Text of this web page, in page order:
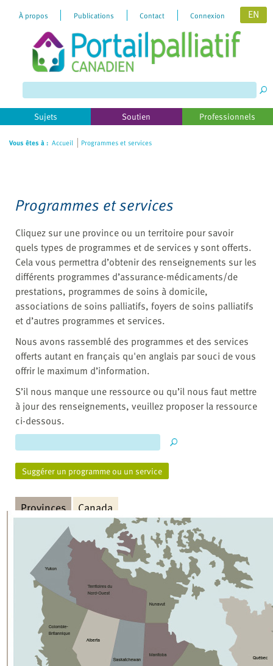
website
includes
an
accessibility
À propos Publications Contact Connexion EN
Sujets Soutien Professionnels
Vous êtes à : Accueil Programmes et services
Programmes et services
Cliquez sur une province ou un territoire pour savoir
quels types de programmes et de services y sont offerts.
Cela vous permettra d’obtenir des renseignements sur les
différents programmes d’assurance-médicaments/de
prestations, programmes de soins à domicile,
associations de soins palliatifs, foyers de soins palliatifs
et d’autres programmes et services.
Nous avons rassemblé des programmes et des services
offerts autant en français qu'en anglais par souci de vous
offrir le maximum d’information.
S’il nous manque une ressource ou qu’il nous faut mettre
à jour des renseignements, veuillez proposer la ressource
ci-dessous.
Suggérer un programme ou un service
Provinces Canada